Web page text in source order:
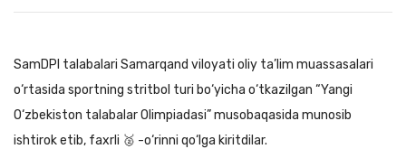
SamDPI talabalari Samarqand viloyati oliy ta’lim muassasalari
o‘rtasida sportning stritbol turi bo‘yicha o‘tkazilgan “Yangi
O‘zbekiston talabalar Olimpiadasi” musobaqasida munosib
ishtirok etib, faxrli 🥈 -o‘rinni qo‘lga kiritdilar.